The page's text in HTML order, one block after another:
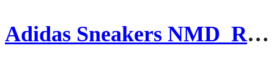
Adidas Sneakers NMD_R1 H02334 Λευκό